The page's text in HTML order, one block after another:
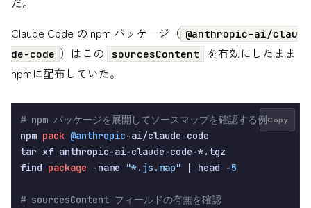
Claude Code の npm パッケージ（ @anthropic-ai/clau
de-code ）はこの sourcesContent
を有効にしたまま
npmに配布していた。
# npm パッケージを展開してソースマップを確認する例
npm pack @anthropic-ai/claude-code
tar xf anthropic-ai-claude-code-*.tgz
find package -name "*.js.map" | head -5
# sourcesContent フィールドの有無を確認
Copy